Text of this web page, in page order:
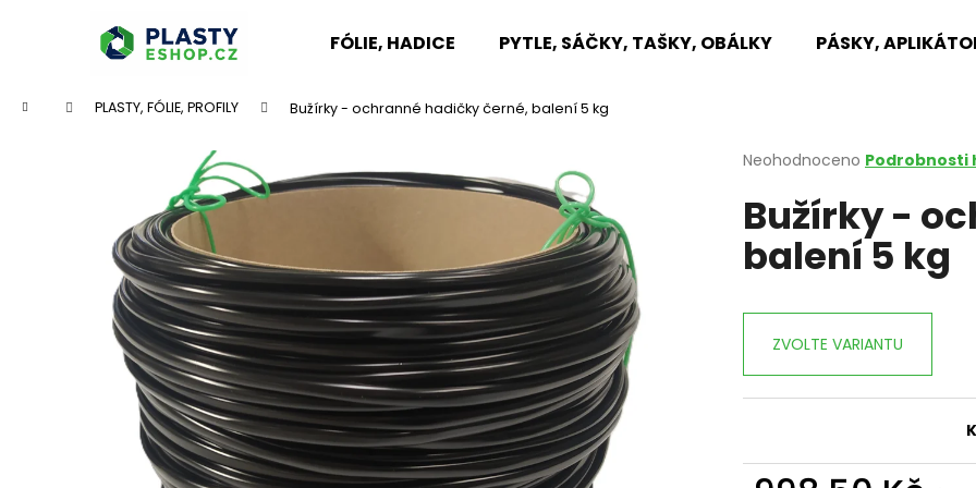
FÓLIE, HADICE PYTLE, SÁČKY, TAŠKY, OBÁLKY PÁSKY,
Domů PLASTY, FÓLIE, PROFILY Bužírky - ochranné hadičky černé, balení 5 kg
Průměrné
produktu
je
0,0
Neohodnoceno Podrobnosti
Bužírky -
balení 5 kg
ZVOLTE VARIANTU
Zpět
obchodu
Zpět
obchodu
Co potřebujete najít?
HLEDAT
Doporučujeme